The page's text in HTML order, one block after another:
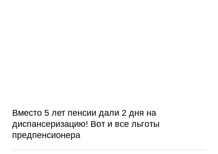
Вместо 5 лет пенсии дали 2 дня на
диспансеризацию! Вот и все льготы
предпенсионера